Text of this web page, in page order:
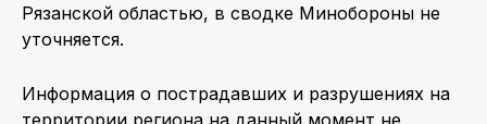
Рязанской областью, в сводке Минобороны не
уточняется.
Информация о пострадавших и разрушениях на
территории региона на данный момент не